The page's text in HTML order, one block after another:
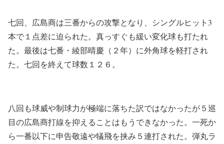
七回、広島商は三番からの攻撃となり、シングルヒット3
本で１点差に迫られた。真っすぐも緩い変化球も打たれ
た。最後は七番・綾部晴慶（２年）に外角球を軽打され
た。七回を終えて球数１２６。
八回も球威や制球力が極端に落ちた訳ではなかったが５巡
目の広島商打線を抑えることはもうできなかった。一死か
ら一番以下に申告敬遠や犠飛を挟み５連打された。弾丸ラ